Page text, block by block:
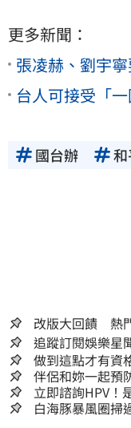
更多新聞：
張凌赫、劉宇
台人可接受「
國台辦
改版大回饋 熱
追蹤訂閱娛樂
做到這點才有資
伴侶和妳一起預
立即諮詢HPV！
嫌晚！
白海豚暴風圈